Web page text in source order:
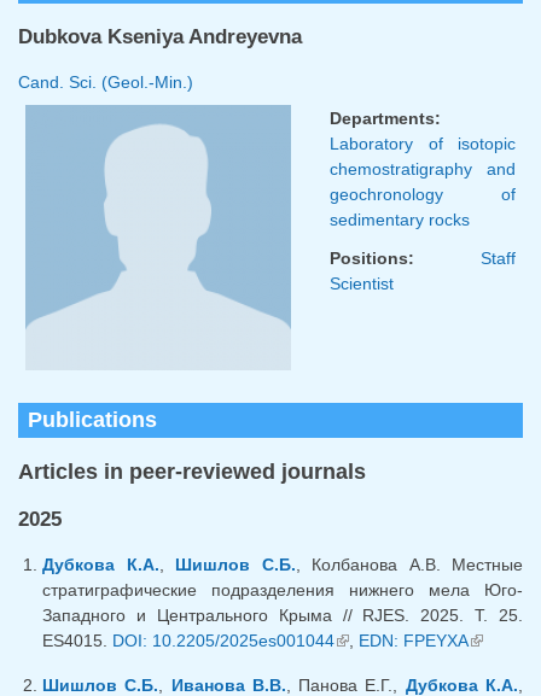
Dubkova Kseniya Andreyevna
Cand. Sci. (Geol.-Min.)
Departments:
Laboratory of isotopic
chemostratigraphy and
geochronology of
sedimentary rocks
Positions: Staff
Scientist
Publications
Articles in peer-reviewed journals
2025
Дубкова К.А. Шишлов С.Б. , Колбанова А.В. Местные
стратиграфические подразделения нижнего мела Юго-
Западного и Центрального Крыма // RJES. 2025. Т. 25.
ES4015. DOI: 10.2205/2025es001044(link is external)
EDN: FPEYXA(link is
Шишлов С.Б.
Иванова В.В. , Панова Е.Г., Дубкова К.А.